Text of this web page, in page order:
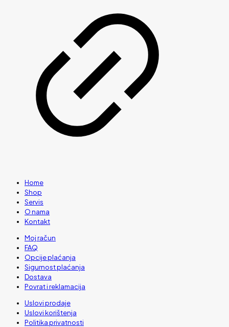
Home
Shop
Servis
O nama
Kontakt
Moj račun
FAQ
Opcije plaćanja
Sigurnost plaćanja
Dostava
Povrat i reklamacija
Uslovi prodaje
Uslovi korištenja
Politika privatnosti